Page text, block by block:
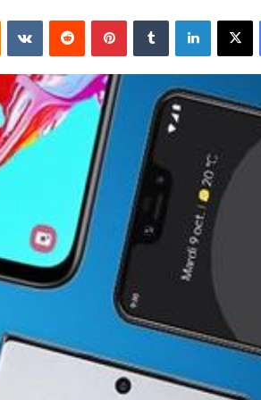
فيسبوك
‫X لينكدإن بينتيريست